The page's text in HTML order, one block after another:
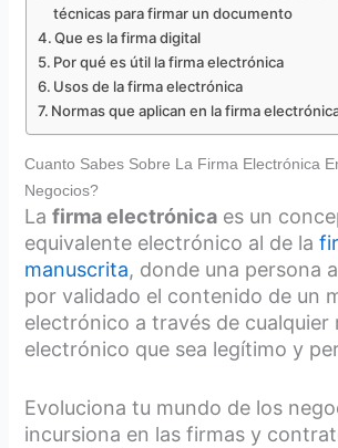
técnicas para firmar un documento
Que es la firma digital
Por qué es útil la firma electrónica
Usos de la firma electrónica
Normas que aplican en la firma
Cuanto Sabes Sobre La Firma Electrónica
Negocios?
Lafirma electrónica es un
equivalente electrónico al de la
manuscrita, donde una persona
por validado el contenido de un
electrónico a través de cualquier
electrónico que sea legítimo y
Evoluciona tu mundo de los
incursiona en las firmas y